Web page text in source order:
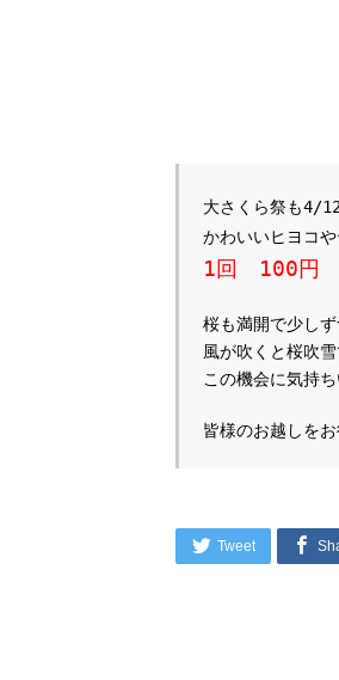
大さくら祭も4/
かわいいヒヨコ
1回　100円
桜も満開で少し
風が吹くと桜吹
この機会に気持
皆様のお越しをお
 Tweet 